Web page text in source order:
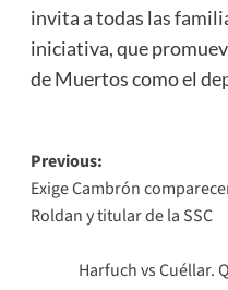
invita a todas las
iniciativa, que
de Muertos como el
Post
navigation
Previous:
Exige Cambrón
Roldan y titular de la SSC
Harfuch vs Cuéllar.